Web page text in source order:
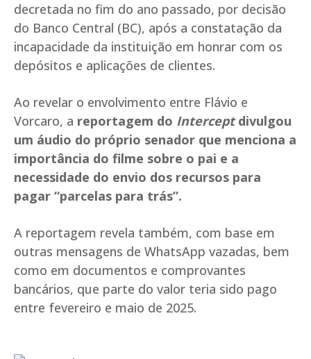
decretada no fim do ano passado, por decisão
do Banco Central (BC), após a constatação da
incapacidade da instituição em honrar com os
depósitos e aplicações de clientes.
Ao revelar o envolvimento entre Flávio e
Vorcaro, a reportagem do Interceptdivulgou
um áudio do próprio senador que menciona a
importância do filme sobre o pai e a
necessidade do envio dos recursos para
pagar “parcelas para trás”.
A reportagem revela também, com base em
outras mensagens de WhatsApp vazadas, bem
como em documentos e comprovantes
bancários, que parte do valor teria sido pago
entre fevereiro e maio de 2025.